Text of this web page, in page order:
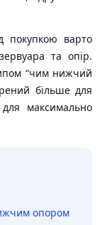
покупкою варто
та опір.
“чим нижчий
більше для
максимально
опором